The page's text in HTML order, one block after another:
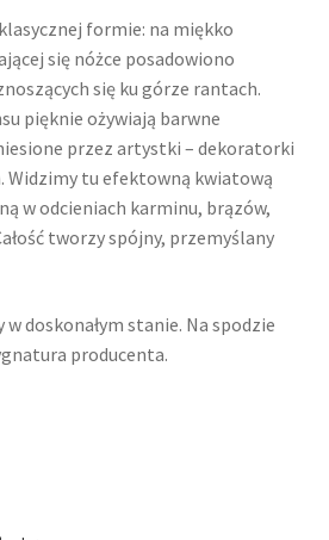
formie: na miękko
się nóżce posadowiono
się ku górze rantach.
pięknie ożywiają barwne
przez artystki – dekoratorki
Widzimy tu efektowną kwiatową
w odcieniach karminu, brązów,
tworzy spójny, przemyślany
doskonałym stanie. Na spodzie
producenta.